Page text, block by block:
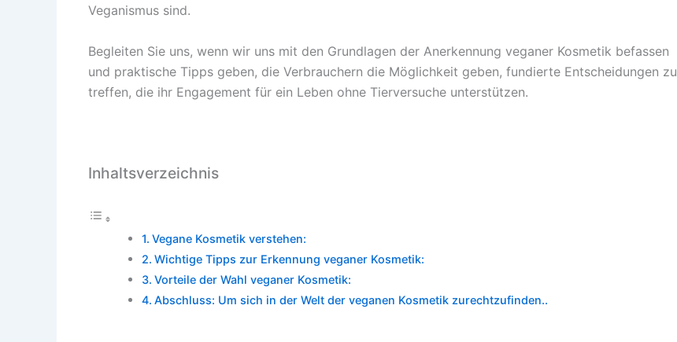
Veganismus sind.
Begleiten Sie uns, wenn wir uns mit den Grundlagen der Anerkennung veganer Kosmetik befassen
und praktische Tipps geben, die Verbrauchern die Möglichkeit geben, fundierte Entscheidungen zu
treffen, die ihr Engagement für ein Leben ohne Tierversuche unterstützen.
Inhaltsverzeichnis
Vegane Kosmetik verstehen:
Wichtige Tipps zur Erkennung veganer Kosmetik:
Vorteile der Wahl veganer Kosmetik:
Abschluss: Um sich in der Welt der veganen Kosmetik zurechtzufinden..